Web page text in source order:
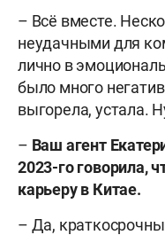
– Всё вместе.
неудачными для
лично в
было много
выгорела, устала.
– Ваш агент
2023-го говорила,
карьеру в Китае.
– Да,